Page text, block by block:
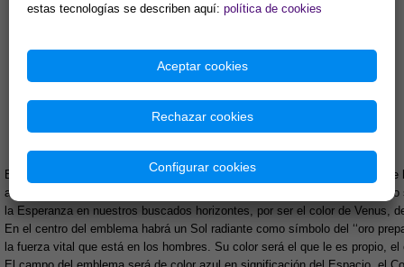
ENERO 1975 – Año IV – Núm. 26
SIMBOLISMO DE KARMA-7
El emblema será circular y limitado el borde por la serpiente que se
alquímico, símbolo en fin de la creación perenne. Su color será el verde,
la Esperanza en nuestros buscados horizontes, por ser el color de Venus,
En el centro del emblema habrá un Sol radiante como símbolo del ‘‘oro
la fuerza vital que está en los hombres. Su color será el que le es propio, el
estas tecnologías se describen aquí: política de cookies
Aceptar cookies
Rechazar cookies
Configurar cookies